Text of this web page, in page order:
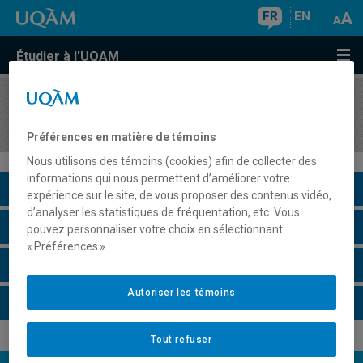
FR EN
Étudier à l'UQAM
COURS//
Description du cours
Horaire - Été 2026
Préférences en matière de témoins
Nous utilisons des témoins (cookies) afin de collecter des
informations qui nous permettent d’améliorer votre
expérience sur le site, de vous proposer des contenus vidéo,
d’analyser les statistiques de fréquentation, etc. Vous
pouvez personnaliser votre choix en sélectionnant
« Préférences ».
Tout refuser
Autoriser les témoins